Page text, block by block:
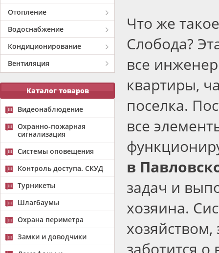
Отопление
Водоснабжение
Кондиционирование
Вентиляция
Каталог товаров
Видеонаблюдение
Охранно-пожарная
сигнализация
Системы оповещения
Контроль доступа. СКУД
Турникеты
Шлагбаумы
Охрана периметра
Замки и доводчики
Что же
Слобода?
все
квартиры,
поселка.
все
в
задач и
хозяина.
заботится